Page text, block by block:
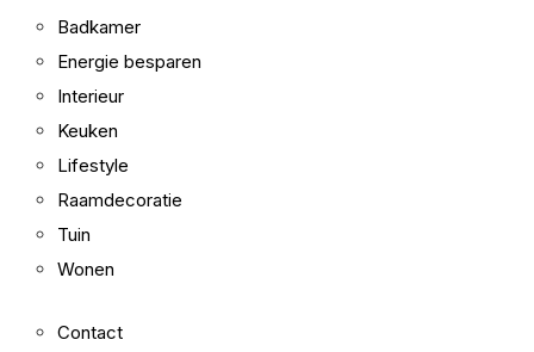
Badkamer
Energie besparen
Interieur
Keuken
Lifestyle
Raamdecoratie
Tuin
Wonen
Contact